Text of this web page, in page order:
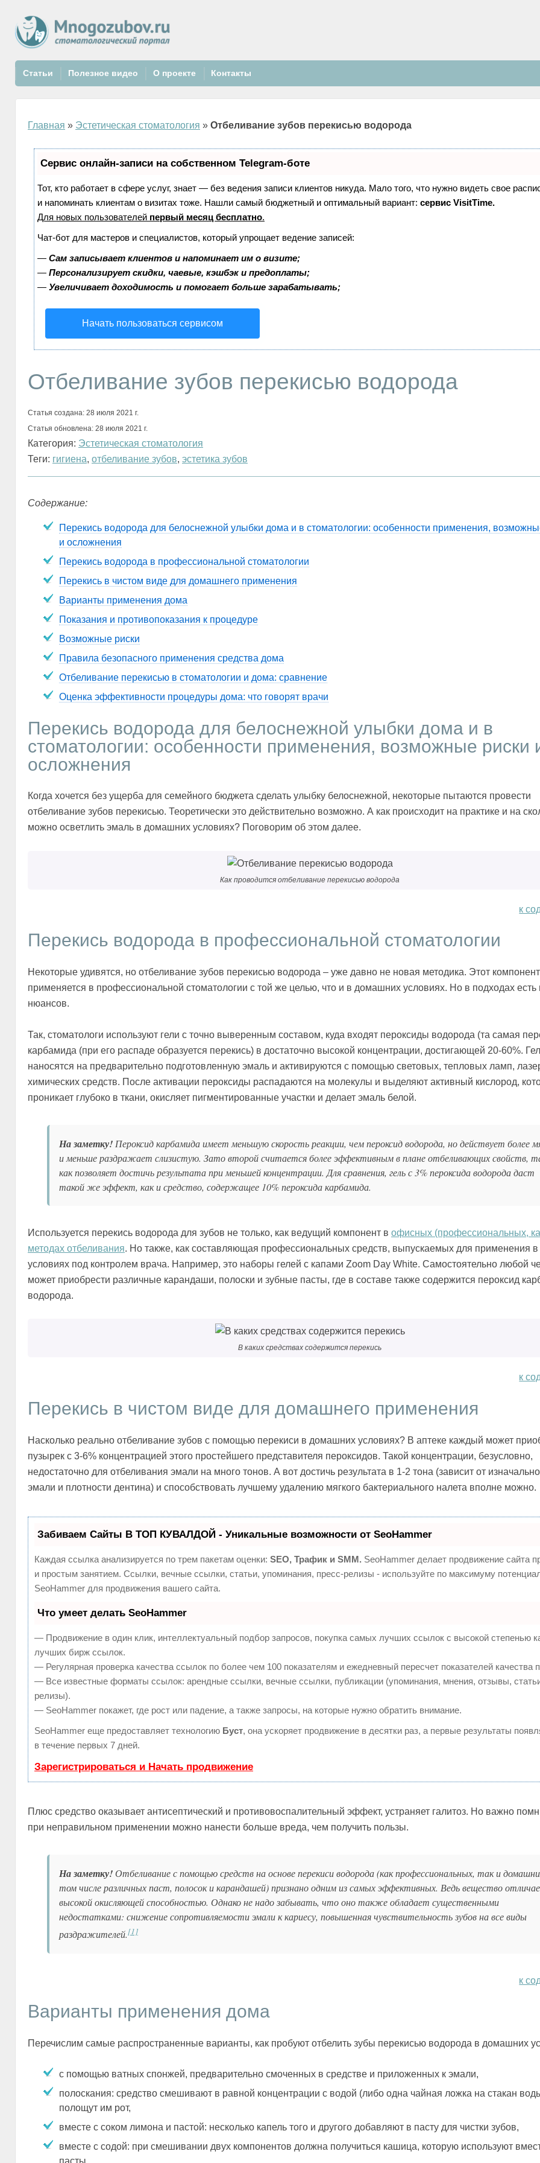
Статьи Полезное видео О проекте Контакты
Главная » Эстетическая стоматология » Отбеливание зубов перекисью водорода
Сервис онлайн-записи на собственном Telegram-боте
Тот, кто работает в сфере услуг, знает — без ведения записи клиентов никуда. Мало того, что нужно видеть свое
и напоминать клиентам о визитах тоже. Нашли самый бюджетный и оптимальный вариант: сервис VisitTime.
Для новых пользователей первый месяц бесплатно.
Чат-бот для мастеров и специалистов, который упрощает ведение записей:
— Сам записывает клиентов и напоминает им о визите;
— Персонализирует скидки, чаевые, кэшбэк и предоплаты;
— Увеличивает доходимость и помогает больше зарабатывать;
Начать пользоваться сервисом
Отбеливание зубов перекисью водорода
Статья создана: 28 июля 2021 г.
Статья обновлена: 28 июля 2021 г.
Категория: Эстетическая стоматология
Теги: гигиена, отбеливание зубов, эстетика зубов
Содержание:
Перекись водорода для белоснежной улыбки дома и в стоматологии: особенности применения,
и осложнения
Перекись водорода в профессиональной стоматологии
Перекись в чистом виде для домашнего применения
Варианты применения дома
Показания и противопоказания к процедуре
Возможные риски
Правила безопасного применения средства дома
Отбеливание перекисью в стоматологии и дома: сравнение
Оценка эффективности процедуры дома: что говорят врачи
Перекись водорода для белоснежной улыбки дома и в
стоматологии: особенности применения, возможные риски
осложнения
Когда хочется без ущерба для семейного бюджета сделать улыбку белоснежной, некоторые пытаются провести
отбеливание зубов перекисью. Теоретически это действительно возможно. А как происходит на практике и на
можно осветлить эмаль в домашних условиях? Поговорим об этом далее.
Как проводится отбеливание перекисью водорода
к
Перекись водорода в профессиональной стоматологии
Некоторые удивятся, но отбеливание зубов перекисью водорода – уже давно не новая методика. Этот
применяется в профессиональной стоматологии с той же целью, что и в домашних условиях. Но в подходах
нюансов.
Так, стоматологи используют гели с точно выверенным составом, куда входят пероксиды водорода (та самая
карбамида (при его распаде образуется перекись) в достаточно высокой концентрации, достигающей 20-60%.
наносятся на предварительно подготовленную эмаль и активируются с помощью световых, тепловых ламп,
химических средств. После активации пероксиды распадаются на молекулы и выделяют активный кислород,
проникает глубоко в ткани, окисляет пигментированные участки и делает эмаль белой.
На заметку! Пероксид карбамида имеет меньшую скорость реакции, чем пероксид водорода, но действует более
и меньше раздражает слизистую. Зато второй считается более эффективным в плане отбеливающих свойств,
как позволяет достичь результата при меньшей концентрации. Для сравнения, гель с 3% пероксида водорода даст
такой же эффект, как и средство, содержащее 10% пероксида карбамида.
Используется перекись водорода для зубов не только, как ведущий компонент в офисных (профессиональных,
методах отбеливания. Но также, как составляющая профессиональных средств, выпускаемых для применения
условиях под контролем врача. Например, это наборы гелей с капами Zoom Day White. Самостоятельно любой
может приобрести различные карандаши, полоски и зубные пасты, где в составе также содержится пероксид
водорода.
В каких средствах содержится перекись
к
Перекись в чистом виде для домашнего применения
Насколько реально отбеливание зубов с помощью перекиси в домашних условиях? В аптеке каждый может
пузырек с 3-6% концентрацией этого простейшего представителя пероксидов. Такой концентрации, безусловно,
недостаточно для отбеливания эмали на много тонов. А вот достичь результата в 1-2 тона (зависит от
эмали и плотности дентина) и способствовать лучшему удалению мягкого бактериального налета вполне можно.
Забиваем Сайты В ТОП КУВАЛДОЙ - Уникальные возможности от SeoHammer
Каждая ссылка анализируется по трем пакетам оценки: SEO, Трафик и SMM. SeoHammer делает продвижение сайта
и простым занятием. Ссылки, вечные ссылки, статьи, упоминания, пресс-релизы - используйте по максимуму
SeoHammer для продвижения вашего сайта.
Что умеет делать SeoHammer
— Продвижение в один клик, интеллектуальный подбор запросов, покупка самых лучших ссылок с высокой степенью
лучших бирж ссылок.
— Регулярная проверка качества ссылок по более чем 100 показателям и ежедневный пересчет показателей качества
— Все известные форматы ссылок: арендные ссылки, вечные ссылки, публикации (упоминания, мнения, отзывы,
релизы).
— SeoHammer покажет, где рост или падение, а также запросы, на которые нужно обратить внимание.
SeoHammer еще предоставляет технологию Буст, она ускоряет продвижение в десятки раз, а первые результаты
в течение первых 7 дней.
Зарегистрироваться и Начать продвижение
Плюс средство оказывает антисептический и противовоспалительный эффект, устраняет галитоз. Но важно
при неправильном применении можно нанести больше вреда, чем получить пользы.
На заметку!Отбеливание с помощью средств на основе перекиси водорода (как профессиональных, так и
том числе различных паст, полосок и карандашей) признано одним из самых эффективных. Ведь вещество
высокой окисляющей способностью. Однако не надо забывать, что оно также обладает существенными
недостатками: снижение сопротивляемости эмали к кариесу, повышенная чувствительность зубов на все виды
раздражителей.[1]
к
Варианты применения дома
Перечислим самые распространенные варианты, как пробуют отбелить зубы перекисью водорода в домашних
с помощью ватных спонжей, предварительно смоченных в средстве и приложенных к эмали,
полоскания: средство смешивают в равной концентрации с водой (либо одна чайная ложка на стакан
полощут им рот,
вместе с соком лимона и пастой: несколько капель того и другого добавляют в пасту для чистки зубов,
вместе с содой: при смешивании двух компонентов должна получиться кашица, которую используют
пасты.